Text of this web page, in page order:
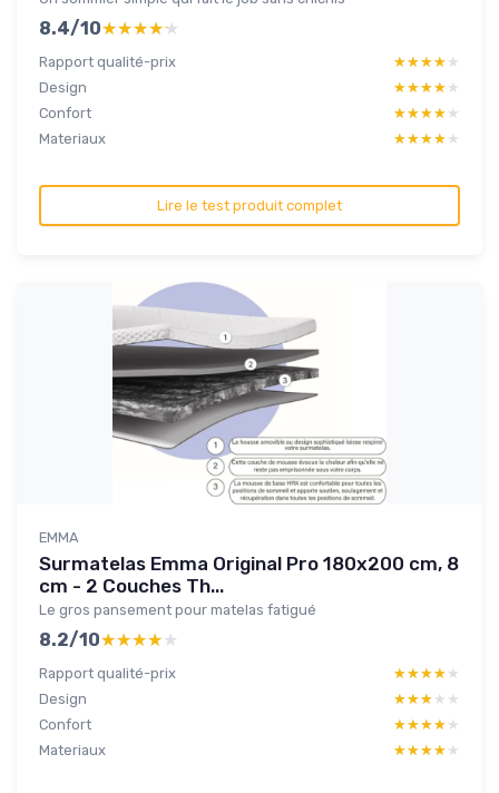
8.4/10★★★★★
★★★★★
Rapport qualité-prix ★★★★★
★★★★★
Design
★★★★★
★★★★★
Confort
★★★★★
★★★★★
Materiaux
★★★★★
★★★★★
Lire le test produit complet
EMMA
Surmatelas Emma Original Pro 180x200 cm, 8
cm - 2 Couches Th...
Le gros pansement pour matelas fatigué
8.2/10★★★★★
★★★★★
Rapport qualité-prix ★★★★★
★★★★★
Design
★★★★★
★★★★★
Confort
★★★★★
★★★★★
Materiaux
★★★★★
★★★★★